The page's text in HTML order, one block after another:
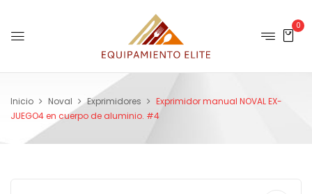
0
Inicio Noval Exprimidores
Exprimidor manual NOVAL EX-
JUEGO4 en cuerpo de aluminio. #4